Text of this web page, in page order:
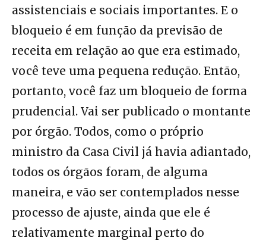
assistenciais e sociais importantes. E o
bloqueio é em função da previsão de
receita em relação ao que era estimado,
você teve uma pequena redução. Então,
portanto, você faz um bloqueio de forma
prudencial. Vai ser publicado o montante
por órgão. Todos, como o próprio
ministro da Casa Civil já havia adiantado,
todos os órgãos foram, de alguma
maneira, e vão ser contemplados nesse
processo de ajuste, ainda que ele é
relativamente marginal perto do